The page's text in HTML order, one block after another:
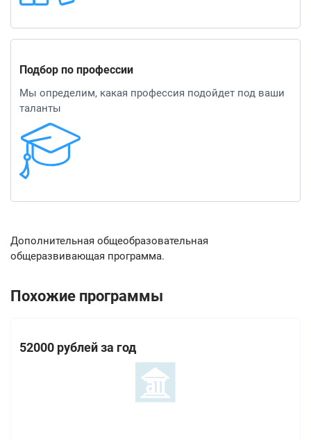
Подбор по профессии
Мы определим, какая профессия подойдет под ваши
таланты
Дополнительная общеобразовательная
общеразвивающая программа.
Похожие программы
52000 рублей за год